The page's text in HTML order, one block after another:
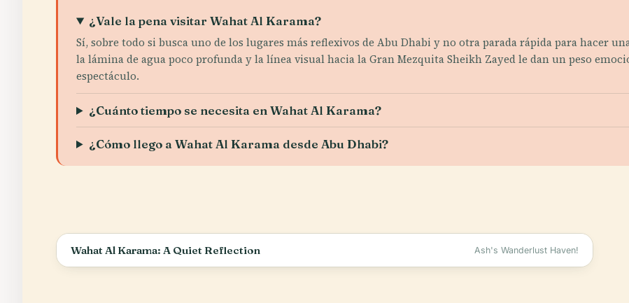
¿Vale la pena visitar Wahat Al Karama?
Sí, sobre todo si busca uno de los lugares más reflexivos de Abu Dhabi y no otra parada rápida para hacer
la lámina de agua poco profunda y la línea visual hacia la Gran Mezquita Sheikh Zayed le dan un peso
espectáculo.
¿Cuánto tiempo se necesita en Wahat Al Karama?
¿Cómo llego a Wahat Al Karama desde Abu Dhabi?
Wahat Al Karama: A Quiet Reflection Ash's Wanderlust Haven!